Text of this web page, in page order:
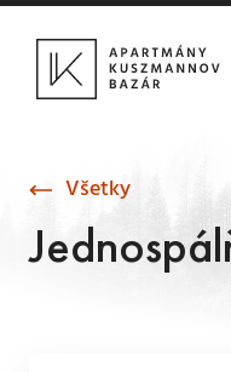
Všetky